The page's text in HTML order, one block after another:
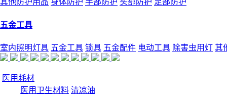
其他防护用品 身体防护 手部防护 头部防护 足部防护
五金工具
室内照明灯具 五金工具 锁具 五金配件 电动工具 除害虫用灯 其
医用耗材
医用卫生材料 清凉油